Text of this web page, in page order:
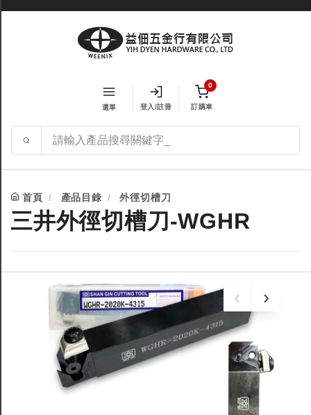
選單 登入/註冊
0
訂購車
首頁 產品目錄 外徑切槽刀
三井外徑切槽刀-WGHR